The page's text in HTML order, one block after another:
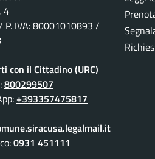
4
P. IVA: 80001010893 /
con il Cittadino (URC)
800299507
+393357475817
0931 451111